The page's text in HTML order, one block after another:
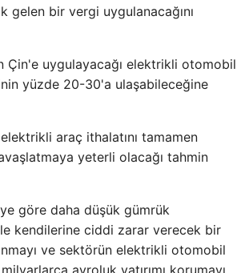
gelen bir vergi uygulanacağını
Çin'e uygulayacağı elektrikli otomobil
yüzde 20-30'a ulaşabileceğine
araç ithalatını tamamen
yeterli olacağı tahmin
göre daha düşük gümrük
kendilerine ciddi zarar verecek bir
ve sektörün elektrikli otomobil
avroluk yatırımı korumayı